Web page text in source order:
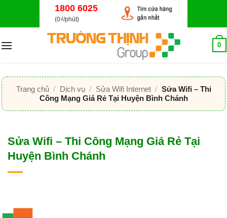
dung
1800 6025
(0₫/phút)
0
Trang chủ / Dịch vụ / Sửa Wifi Internet / Sửa Wifi – Thi
Công Mạng Giá Rẻ Tại Huyện Bình Chánh
Sửa Wifi – Thi Công Mạng Giá Rẻ Tại
Huyện Bình Chánh